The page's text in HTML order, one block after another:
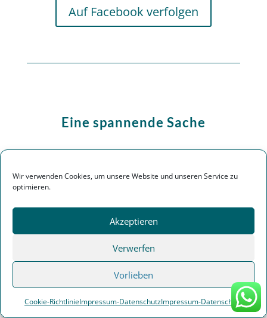
Wir verwenden Cookies, um unsere Website und unseren Service zu
optimieren.
Akzeptieren
Verwerfen
Vorlieben
Cookie-RichtlinieImpressum-DatenschutzImpressum-Datenschutz
Auf Facebook verfolgen
Eine spannende Sache
unterwegs
Hier, im nördlichen Schleswig-
Holstein, arbeiten wir aktuell an einer
Klicke hier, um Marketing-Cookies zu